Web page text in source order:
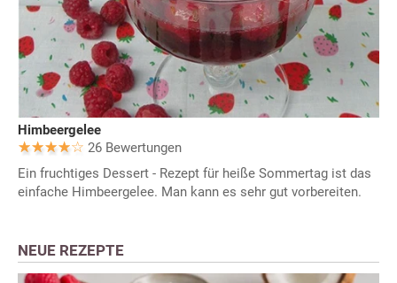
Himbeergelee
26 Bewertungen
Ein fruchtiges Dessert - Rezept für heiße Sommertag ist das
einfache Himbeergelee. Man kann es sehr gut vorbereiten.
NEUE REZEPTE